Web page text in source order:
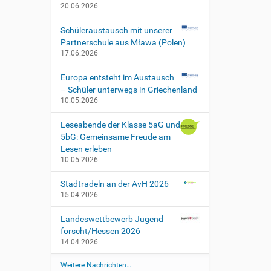
20.06.2026
Schüleraustausch mit unserer
Partnerschule aus Mława (Polen)
17.06.2026
Europa entsteht im Austausch
– Schüler unterwegs in Griechenland
10.05.2026
Leseabende der Klasse 5aG und
5bG: Gemeinsame Freude am
Lesen erleben
10.05.2026
Stadtradeln an der AvH 2026
15.04.2026
Landeswettbewerb Jugend
forscht/Hessen 2026
14.04.2026
Weitere Nachrichten…